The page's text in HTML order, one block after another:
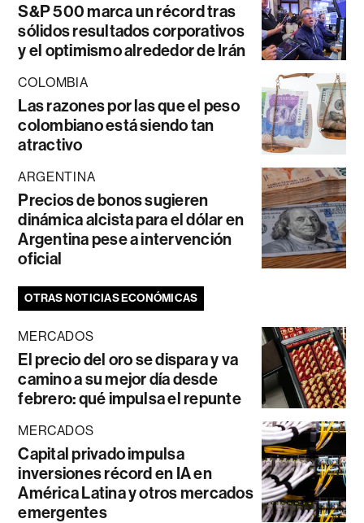
S&P 500 marca un récord tras
sólidos resultados corporativos
y el optimismo alrededor de Irán
COLOMBIA
Las razones por las que el peso
colombiano está siendo tan
atractivo
ARGENTINA
Precios de bonos sugieren
dinámica alcista para el dólar en
Argentina pese a intervención
oficial
OTRAS NOTICIAS ECONÓMICAS
MERCADOS
El precio del oro se dispara y va
camino a su mejor día desde
febrero: qué impulsa el repunte
MERCADOS
Capital privado impulsa
inversiones récord en IA en
América Latina y otros mercados
emergentes